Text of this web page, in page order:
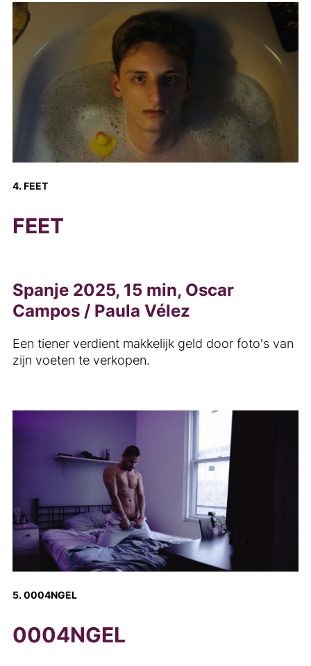
4. FEET
FEET
Spanje 2025, 15 min, Oscar
Campos / Paula Vélez
Een tiener verdient makkelijk geld door foto's van
zijn voeten te verkopen.
5. 0004NGEL
0004NGEL